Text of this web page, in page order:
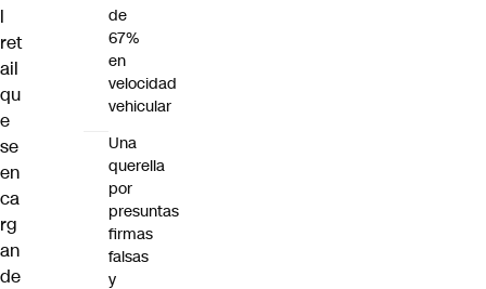
l
ret
ail
qu
e
se
en
ca
rg
an
de
de
67%
en
velocidad
vehicular
Una
querella
por
presuntas
firmas
falsas
y